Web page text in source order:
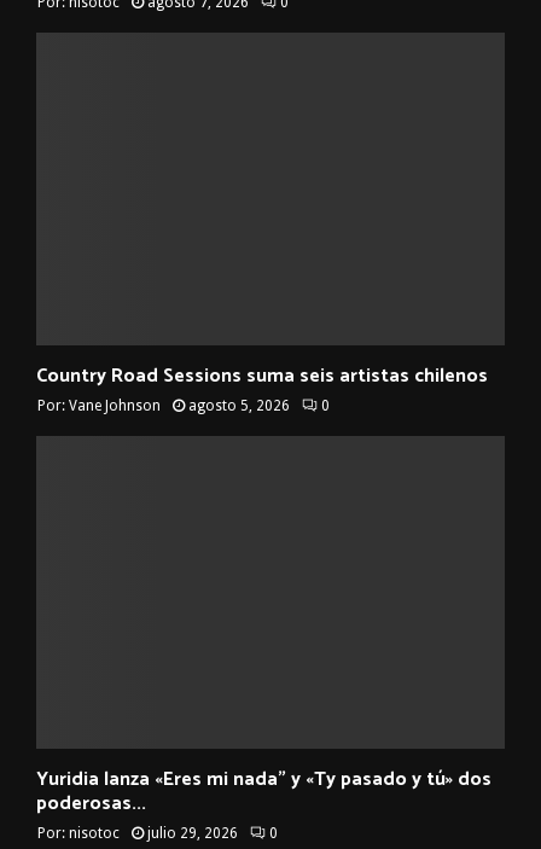
Country Road Sessions suma seis artistas chilenos
Por: Vane Johnson agosto 5, 2026 0
Yuridia lanza «Eres mi nada” y «Ty pasado y tú» dos
poderosas...
Por: nisotoc julio 29, 2026 0